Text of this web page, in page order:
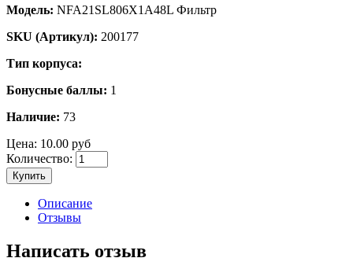
Модель: NFA21SL806X1A48L Фильтр
SKU (Артикул): 200177
Тип корпуса:
Бонусные баллы: 1
Наличие: 73
Цена: 10.00 руб
Количество:
Купить
Описание
Отзывы
Написать отзыв